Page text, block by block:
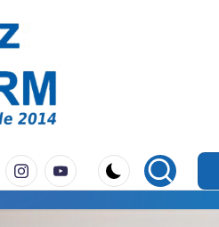
instagram.com
youtube.com